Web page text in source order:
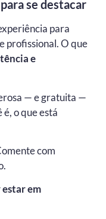
se destacar
para
profissional. O que
e
— e gratuita —
o que está
com
estar em